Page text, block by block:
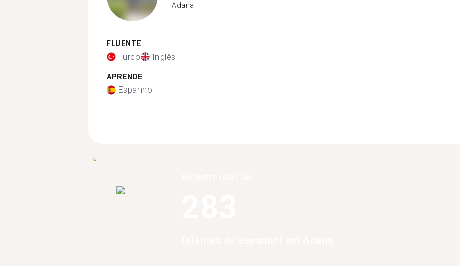
Adana
FLUENTE
Turco Inglês
APRENDE
Espanhol